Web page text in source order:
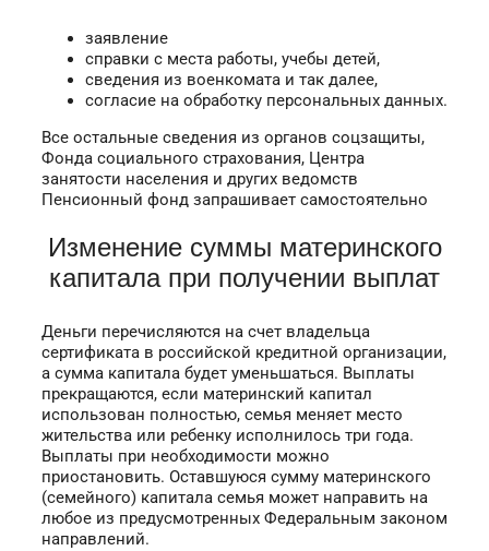
заявление
справки с места работы, учебы детей,
сведения из военкомата и так далее,
согласие на обработку персональных данных.
Все остальные сведения из органов соцзащиты,
Фонда социального страхования, Центра
занятости населения и других ведомств
Пенсионный фонд запрашивает самостоятельно
Изменение суммы материнского
капитала при получении выплат
Деньги перечисляются на счет владельца
сертификата в российской кредитной организации,
а сумма капитала будет уменьшаться. Выплаты
прекращаются, если материнский капитал
использован полностью, семья меняет место
жительства или ребенку исполнилось три года.
Выплаты при необходимости можно
приостановить. Оставшуюся сумму материнского
(семейного) капитала семья может направить на
любое из предусмотренных Федеральным законом
направлений.